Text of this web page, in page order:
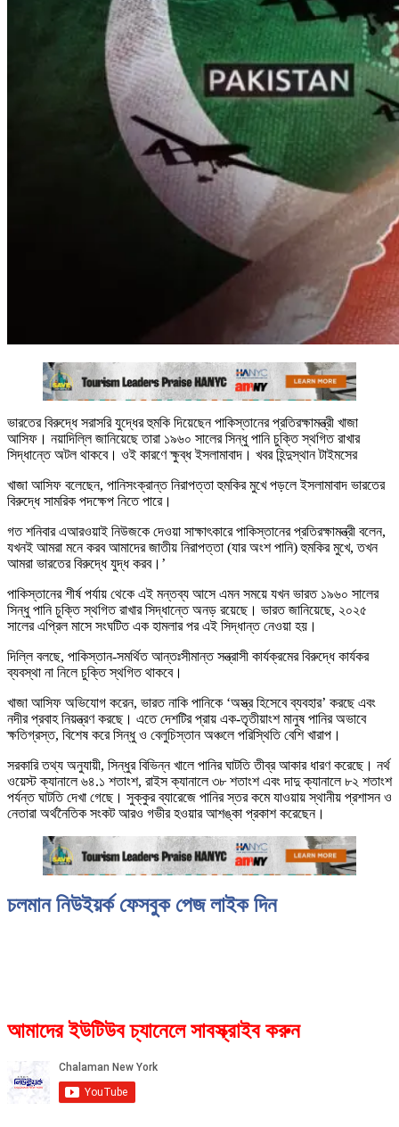
ভারতের বিরুদ্ধে সরাসরি যুদ্ধের হুমকি দিয়েছেন পাকিস্তানের প্রতিরক্ষামন্ত্রী খাজা
আসিফ। নয়াদিল্লি জানিয়েছে তারা ১৯৬০ সালের সিন্ধু পানি চুক্তি স্থগিত রাখার
সিদ্ধান্তে অটল থাকবে। ওই কারণে ক্ষুব্ধ ইসলামাবাদ। খবর হিন্দুস্থান টাইমসের
খাজা আসিফ বলেছেন, পানিসংক্রান্ত নিরাপত্তা হুমকির মুখে পড়লে ইসলামাবাদ ভারতের
বিরুদ্ধে সামরিক পদক্ষেপ নিতে পারে।
গত শনিবার এআরওয়াই নিউজকে দেওয়া সাক্ষাৎকারে পাকিস্তানের প্রতিরক্ষামন্ত্রী বলেন,
যখনই আমরা মনে করব আমাদের জাতীয় নিরাপত্তা (যার অংশ পানি) হুমকির মুখে, তখন
আমরা ভারতের বিরুদ্ধে যুদ্ধ করব।’
পাকিস্তানের শীর্ষ পর্যায় থেকে এই মন্তব্য আসে এমন সময়ে যখন ভারত ১৯৬০ সালের
সিন্ধু পানি চুক্তি স্থগিত রাখার সিদ্ধান্তে অনড় রয়েছে। ভারত জানিয়েছে, ২০২৫
সালের এপ্রিল মাসে সংঘটিত এক হামলার পর এই সিদ্ধান্ত নেওয়া হয়।
দিল্লি বলছে, পাকিস্তান-সমর্থিত আন্তঃসীমান্ত সন্ত্রাসী কার্যক্রমের বিরুদ্ধে কার্যকর
ব্যবস্থা না নিলে চুক্তি স্থগিত থাকবে।
খাজা আসিফ অভিযোগ করেন, ভারত নাকি পানিকে ‘অস্ত্র হিসেবে ব্যবহার’ করছে এবং
নদীর প্রবাহ নিয়ন্ত্রণ করছে। এতে দেশটির প্রায় এক-তৃতীয়াংশ মানুষ পানির অভাবে
ক্ষতিগ্রস্ত, বিশেষ করে সিন্ধু ও বেলুচিস্তান অঞ্চলে পরিস্থিতি বেশি খারাপ।
সরকারি তথ্য অনুযায়ী, সিন্ধুর বিভিন্ন খালে পানির ঘাটতি তীব্র আকার ধারণ করেছে। নর্থ
ওয়েস্ট ক্যানালে ৬৪.১ শতাংশ, রাইস ক্যানালে ৩৮ শতাংশ এবং দাদু ক্যানালে ৮২ শতাংশ
পর্যন্ত ঘাটতি দেখা গেছে। সুক্কুর ব্যারেজে পানির স্তর কমে যাওয়ায় স্থানীয় প্রশাসন ও
নেতারা অর্থনৈতিক সংকট আরও গভীর হওয়ার আশঙ্কা প্রকাশ করেছেন।
চলমান নিউইয়র্ক ফেসবুক পেজ লাইক দিন
আমাদের ইউটিউব চ্যানেলে সাবস্ক্রাইব করুন